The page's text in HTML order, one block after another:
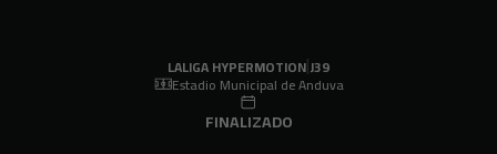
LALIGA HYPERMOTION|J39
Estadio Municipal de Anduva
FINALIZADO